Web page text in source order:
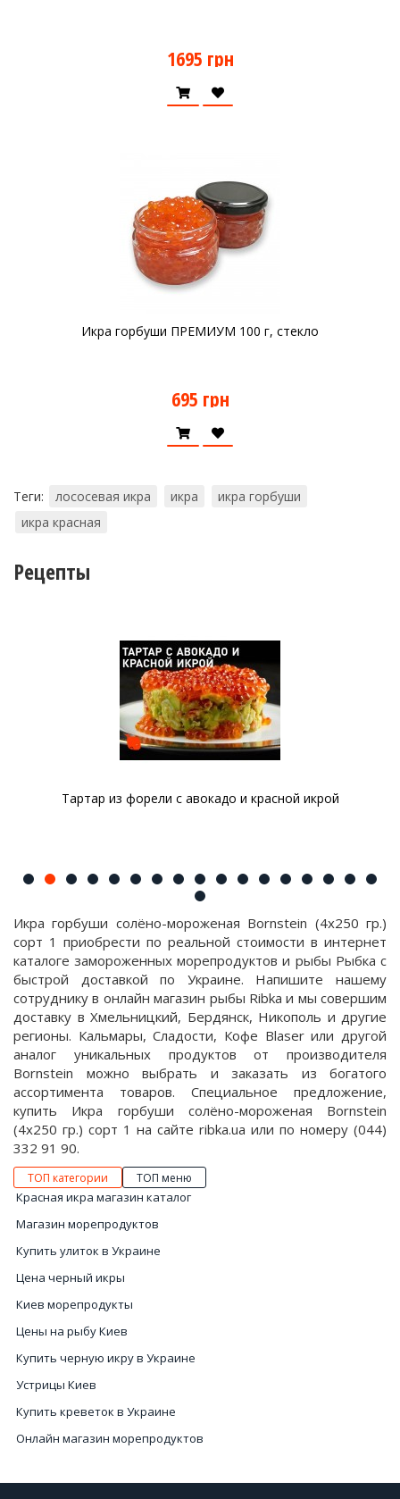
1695 грн
Икра горбуши ПРЕМИУМ 100 г, стекло
695 грн
Теги: лососевая икра икра
икра горбуши
икра красная
Рецепты
Тартар из форели с авокадо и красной икрой
Икра горбуши солёно-мороженая Bornstein (4х250 гр.)
сорт 1 приобрести по реальной стоимости в интернет
каталоге замороженных морепродуктов и рыбы Рыбка с
быстрой доставкой по Украине. Напишите нашему
сотруднику в онлайн магазин рыбы Ribka и мы совершим
доставку в Хмельницкий, Бердянск, Никополь и другие
регионы. Кальмары, Сладости, Кофе Blaser или другой
аналог уникальных продуктов от производителя
Bornstein можно выбрать и заказать из богатого
ассортимента товаров. Специальное предложение,
купить Икра горбуши солёно-мороженая Bornstein
(4х250 гр.) сорт 1 на сайте ribka.ua или по номеру (044)
332 91 90.
ТОП категории ТОП меню
Красная икра магазин каталог
Магазин морепродуктов
Купить улиток в Украине
Цена черный икры
Киев морепродукты
Цены на рыбу Киев
Купить черную икру в Украине
Устрицы Киев
Купить креветок в Украине
Онлайн магазин морепродуктов